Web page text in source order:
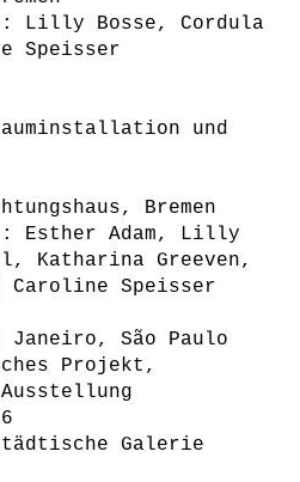
Lilly Bosse, Cordula
Speisser
und
Bremen
Esther Adam, Lilly
Katharina Greeven,
Caroline Speisser
Janeiro, São Paulo
Projekt,
Galerie